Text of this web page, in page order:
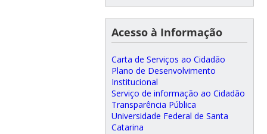
Acesso à Informação
Carta de Serviços ao Cidadão
Plano de Desenvolvimento
Institucional
Serviço de informação ao Cidadão
Transparência Pública
Universidade Federal de Santa
Catarina